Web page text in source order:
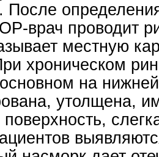
После
врач проводит
местную
хроническом
на
утолщена,